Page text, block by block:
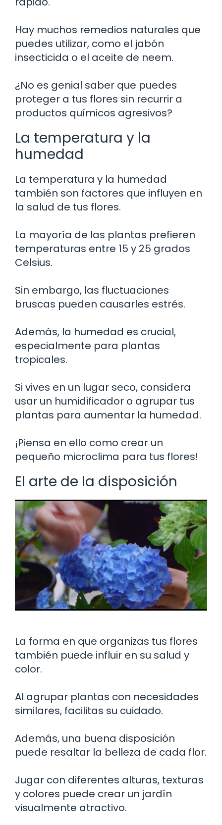
Hay muchos remedios naturales que
puedes utilizar, como el jabón
insecticida o el aceite de neem.
¿No es genial saber que puedes
proteger a tus flores sin recurrir a
productos químicos agresivos?
La temperatura y la
humedad
La temperatura y la humedad
también son factores que influyen en
la salud de tus flores.
La mayoría de las plantas prefieren
temperaturas entre 15 y 25 grados
Celsius.
Sin embargo, las fluctuaciones
bruscas pueden causarles estrés.
Además, la humedad es crucial,
especialmente para plantas
tropicales.
Si vives en un lugar seco, considera
usar un humidificador o agrupar tus
plantas para aumentar la humedad.
¡Piensa en ello como crear un
pequeño microclima para tus flores!
El arte de la disposición
La forma en que organizas tus flores
también puede influir en su salud y
color.
Al agrupar plantas con necesidades
similares, facilitas su cuidado.
Además, una buena disposición
puede resaltar la belleza de cada flor.
Jugar con diferentes alturas, texturas
y colores puede crear un jardín
visualmente atractivo.